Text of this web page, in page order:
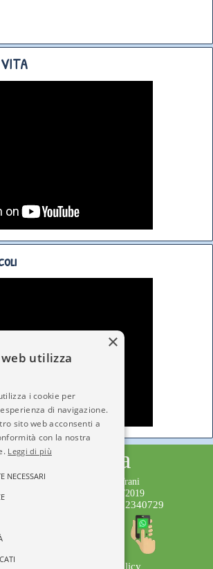
Privacy Policy
Città dell'Infanzia C.F.92072340729
iscritta al Tribunale di Trani
Stampa 221/2019 del 1/02/2019
Serena Gisotti
×
utilizza
i cookie per
di navigazione.
sito web acconsenti a
con la nostra
Leggi di più
NECESSARI